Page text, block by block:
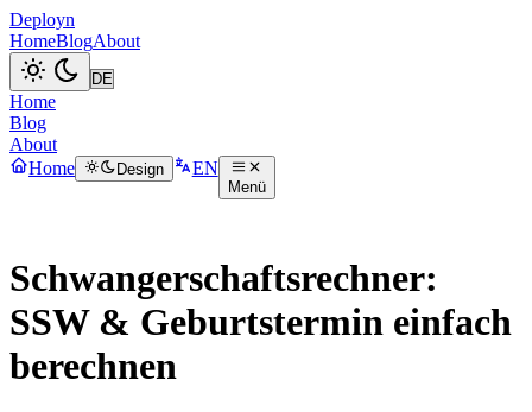
Deployn
HomeBlogAbout
Home
Blog
About
Home
Design EN
Menü
Schwangerschaftsrechner:
SSW & Geburtstermin einfach
berechnen